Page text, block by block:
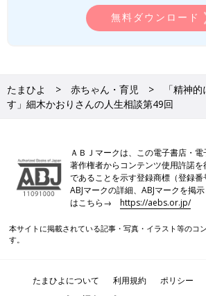
無料ダウンロード
たまひよ 赤ちゃん・育児
「精神
す」細木かおりさんの人生相談第49回
ＡＢＪマークは、この電子書店・電
著作権者からコンテンツ使用許諾
であることを示す登録商標（登録番
ABJマークの詳細、ABJマークを掲
はこちら→https://aebs.or.jp/
本サイトに掲載されている記事・写真・イラスト等のコ
す。
たまひよについて 利用規約 ポリシー